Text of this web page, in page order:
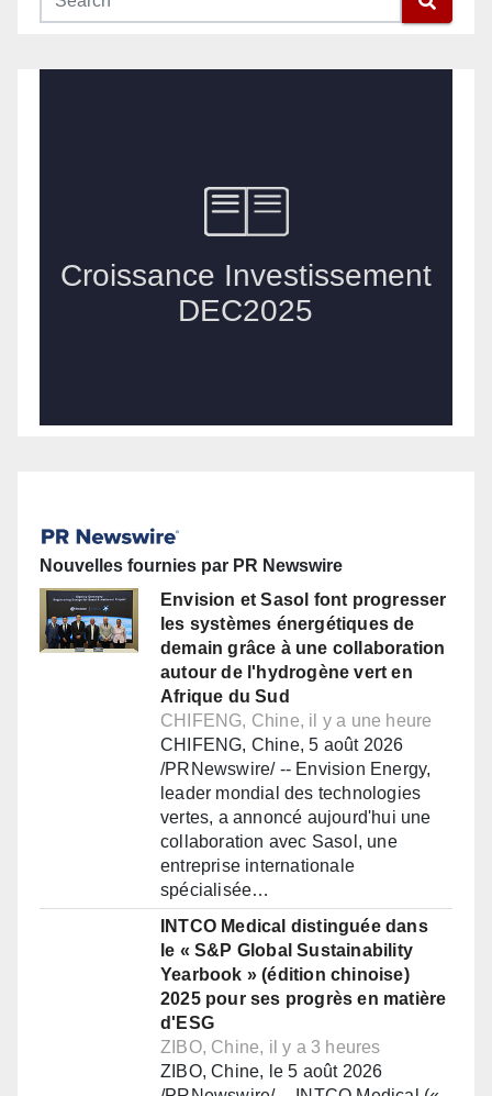
Nouvelles fournies par PR Newswire
Envision et Sasol font progresser
les systèmes énergétiques de
demain grâce à une collaboration
autour de l'hydrogène vert en
Afrique du Sud
CHIFENG, Chine, il y a une heure
CHIFENG, Chine, 5 août 2026
/PRNewswire/ -- Envision Energy,
leader mondial des technologies
vertes, a annoncé aujourd'hui une
collaboration avec Sasol, une
entreprise internationale
spécialisée…
INTCO Medical distinguée dans
le « S&P Global Sustainability
Yearbook » (édition chinoise)
2025 pour ses progrès en matière
d'ESG
ZIBO, Chine, il y a 3 heures
ZIBO, Chine, le 5 août 2026